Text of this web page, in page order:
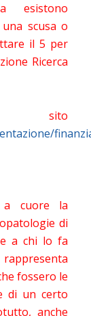
esistono
scusa o
il 5 per
Ricerca
sito
cuore la
di
a chi lo fa
fossero le
di un certo
anche